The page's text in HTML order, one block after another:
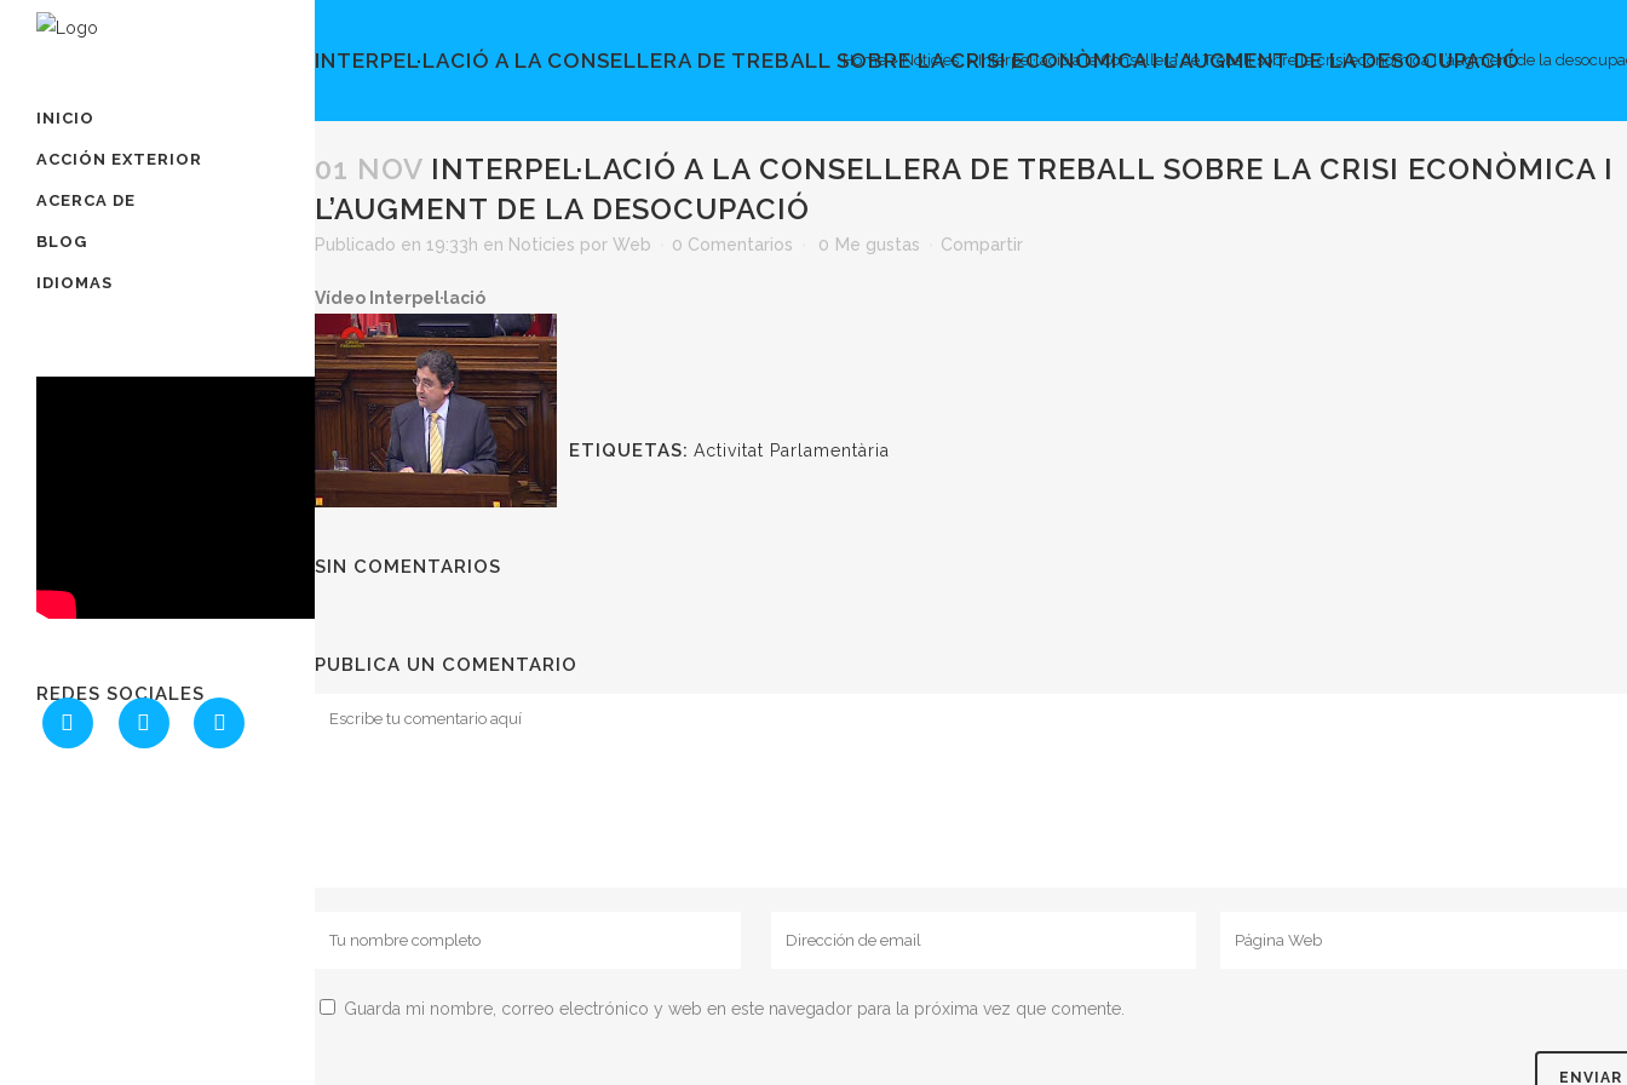
INICIO
ACCIÓN EXTERIOR
ACERCA DE
BLOG
IDIOMAS
REDES SOCIALES
INTERPEL·LACIÓ A LA CONSELLERA DE TREBALL SOBRE LA CRISI ECONÒMICA I L’AUGMENT DE LA DESOCUPACIÓ
Home> Noticies >Interpel·lació a la Consellera de Treball sobre la crisi econòmica i l’augment de la
01 NOV INTERPEL·LACIÓ A LA CONSELLERA DE TREBALL SOBRE LA CRISI ECONÒMICA I
L’AUGMENT DE LA DESOCUPACIÓ
Publicado en 19:33h en Noticies por Web 0 Comentarios 0 Me gustas Compartir
Vídeo Interpel·lació
ETIQUETAS: Activitat Parlamentària
SIN COMENTARIOS
PUBLICA UN COMENTARIO
Guarda mi nombre, correo electrónico y web en este navegador para la próxima vez que comente.